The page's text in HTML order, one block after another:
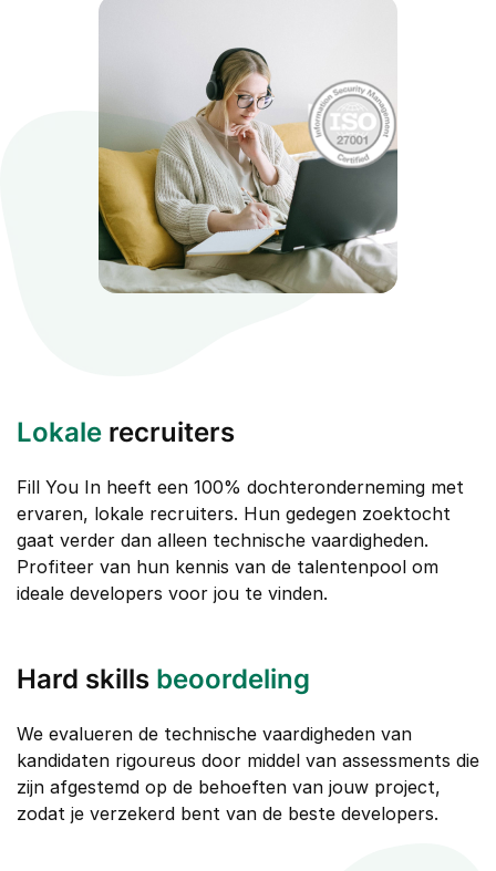
Lokale recruiters
Fill You In heeft een 100% dochteronderneming met
ervaren, lokale recruiters. Hun gedegen zoektocht
gaat verder dan alleen technische vaardigheden.
Profiteer van hun kennis van de talentenpool om
ideale developers voor jou te vinden.
Hard skills beoordeling
We evalueren de technische vaardigheden van
kandidaten rigoureus door middel van assessments die
zijn afgestemd op de behoeften van jouw project,
zodat je verzekerd bent van de beste developers.